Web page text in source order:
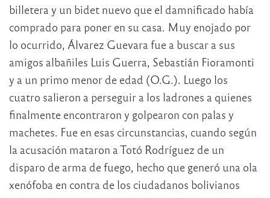
billetera y un bidet nuevo que el damnificado había
comprado para poner en su casa. Muy enojado por
lo ocurrido, Álvarez Guevara fue a buscar a sus
amigos albañiles Luis Guerra, Sebastián Fioramonti
y a un primo menor de edad (O.G.). Luego los
cuatro salieron a perseguir a los ladrones a quienes
finalmente encontraron y golpearon con palas y
machetes. Fue en esas circunstancias, cuando según
la acusación mataron a Totó Rodríguez de un
disparo de arma de fuego, hecho que generó una ola
xenófoba en contra de los ciudadanos bolivianos